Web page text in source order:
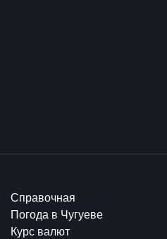
Справочная
Погода в Чугуеве
Курс валют